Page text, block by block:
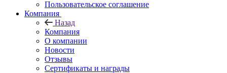
Пользовательское соглашение
Компания
Назад
Компания
О компании
Новости
Отзывы
Сертификаты и награды